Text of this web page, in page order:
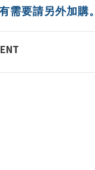
需要請另外加購。